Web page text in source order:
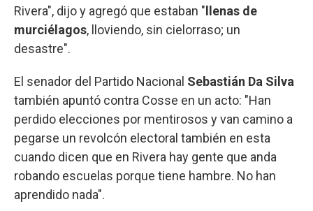
Rivera", dijo y agregó que estaban "llenas de
murciélagos, lloviendo, sin cielorraso; un
desastre".
El senador del Partido Nacional Sebastián Da Silva
también apuntó contra Cosse en un acto: "Han
perdido elecciones por mentirosos y van camino a
pegarse un revolcón electoral también en esta
cuando dicen que en Rivera hay gente que anda
robando escuelas porque tiene hambre. No han
aprendido nada".